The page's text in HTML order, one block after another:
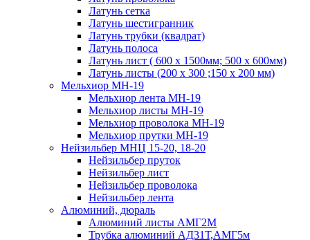
Латунь сетка
Латунь шестигранник
Латунь трубки (квадрат)
Латунь полоса
Латунь лист ( 600 х 1500мм; 500 х 600мм)
Латунь листы (200 х 300 ;150 х 200 мм)
Мельхиор МН-19
Мельхиор лента МН-19
Мельхиор листы МН-19
Мельхиор проволока МН-19
Мельхиор прутки МН-19
Нейзильбер МНЦ 15-20, 18-20
Нейзильбер пруток
Нейзильбер лист
Нейзильбер проволока
Нейзильбер лента
Алюминий, дюраль
Алюминий листы АМГ2М
Трубка алюминий АД31Т,АМГ5м